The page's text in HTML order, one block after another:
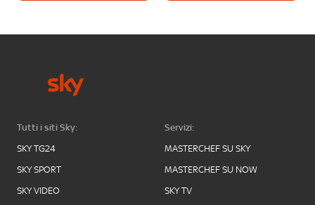
Tutti i siti Sky:
SKY TG24
SKY SPORT
SKY VIDEO
Servizi:
MASTERCHEF SU SKY
MASTERCHEF SU NOW
SKY TV